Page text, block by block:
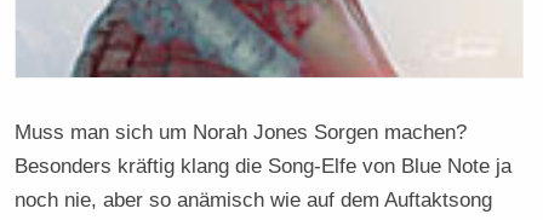
Muss man sich um Norah Jones Sorgen machen?
Besonders kräftig klang die Song-Elfe von Blue Note ja
noch nie, aber so anämisch wie auf dem Auftaktsong